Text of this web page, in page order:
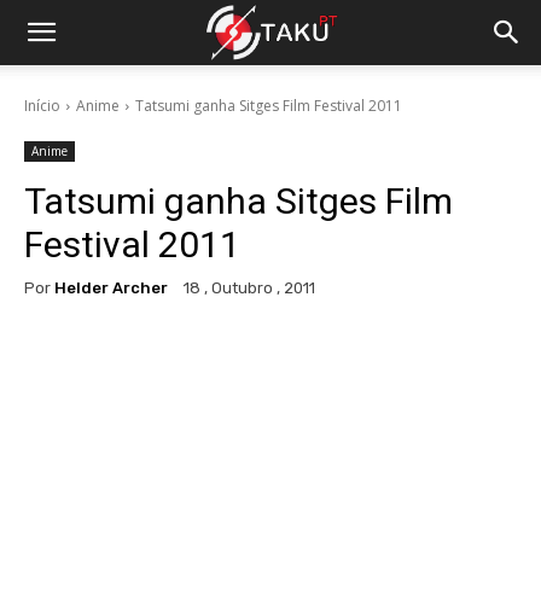
Início Anime Tatsumi ganha Sitges Film Festival 2011
Anime
Tatsumi ganha Sitges Film
Festival 2011
Por Helder Archer 18 , Outubro , 2011